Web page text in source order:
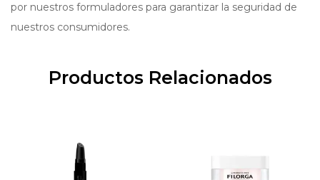
por nuestros formuladores para garantizar la seguridad de
nuestros consumidores.
Productos Relacionados